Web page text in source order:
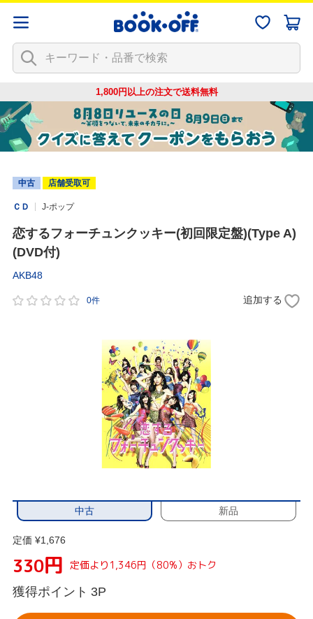
1,800円以上の注文で送料無料
中古 店舗受取可
ＣＤ J-ポップ
恋するフォーチュンクッキー(初回限定盤)(Type A)
(DVD付)
AKB48
0件 追加する
中古 新品
定価 ¥1,676
330円 定価より1,346円（80%）おトク
獲得ポイント 3P